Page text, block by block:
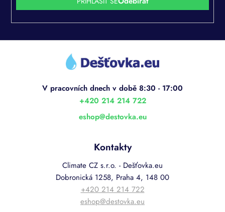
Z
eshop@destovka.eu
+420 214 214 722
Kontakty
Climate CZ s.r.o. - Dešťovka.eu
Dobronická 1258, Praha 4, 148 00
+420 214 214 722
eshop@destovka.eu